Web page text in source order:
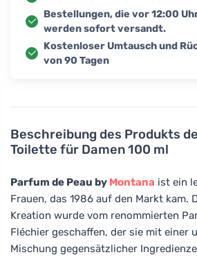
Beschreibung des Produkts
Toilette für Damen 100 ml
Parfum de Peau by Montana ist ein
Frauen, das 1986 auf den Markt kam.
Kreation wurde vom renommierten
Fléchier geschaffen, der sie mit einer
Mischung gegensätzlicher
Bestellungen, die vor 12:00
werden sofort versandt.
Kostenloser Umtausch und
von 90 Tagen